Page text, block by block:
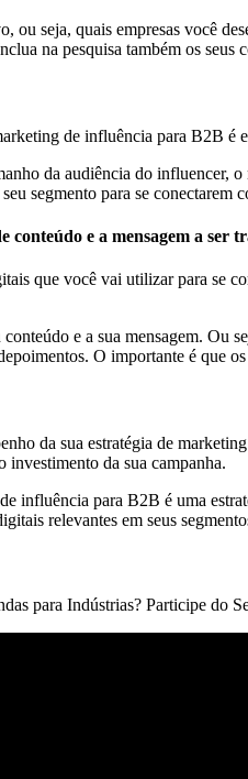
ou seja, quais empresas você
na pesquisa também os seus
de influência para B2B
da audiência do influencer,
segmento para se
conteúdo e a mensagem a ser
que você vai utilizar para se
e a sua mensagem. Ou
O importante é que
da sua estratégia de
investimento da sua campanha.
influência para B2B é uma
relevantes em seus
para Indústrias? Participe do